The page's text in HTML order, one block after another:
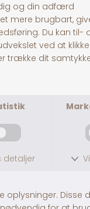
str. M